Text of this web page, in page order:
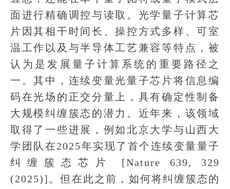
面进行精确调控与读取。光学量子计算芯
片因其相干时间长、操控方式多样、可室
温工作以及与半导体工艺兼容等特点，被
认为是发展量子计算系统的重要路径之
一。其中，连续变量光量子芯片将信息编
码在光场的正交分量上，具有确定性制备
大规模纠缠簇态的潜力。近年来，该领域
取得了一些进展，例如北京大学与山西大
学团队在2025年实现了首个连续变量量子
纠缠簇态芯片 [Nature 639, 329
(2025)]。但在此之前，如何将纠缠簇态的